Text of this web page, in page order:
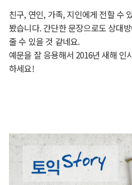
친구, 연인, 가족, 지인에게 전할 수
봤습니다. 간단한 문장으로도 상대
줄 수 있을 것 같네요.
예문을 잘 응용해서 2016년 새해 인
하세요!